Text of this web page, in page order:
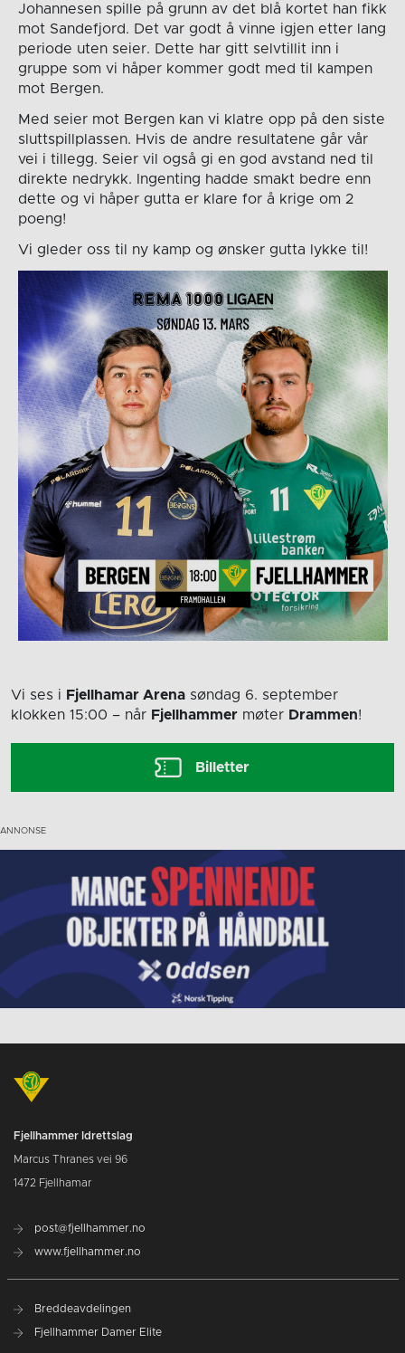
Johannesen spille på grunn av det blå kortet han fikk
mot Sandefjord. Det var godt å vinne igjen etter lang
periode uten seier. Dette har gitt selvtillit inn i
gruppe som vi håper kommer godt med til kampen
mot Bergen.
Med seier mot Bergen kan vi klatre opp på den siste
sluttspillplassen. Hvis de andre resultatene går vår
vei i tillegg. Seier vil også gi en god avstand ned til
direkte nedrykk. Ingenting hadde smakt bedre enn
dette og vi håper gutta er klare for å krige om 2
poeng!
Vi gleder oss til ny kamp og ønsker gutta lykke til!
Vi ses i Fjellhamar Arena søndag 6. september
klokken 15:00 – når Fjellhammer møter Drammen!
Billetter
Fjellhammer Idrettslag
Marcus Thranes vei 96
1472 Fjellhamar
post@fjellhammer.no
www.fjellhammer.no
Breddeavdelingen
Fjellhammer Damer Elite